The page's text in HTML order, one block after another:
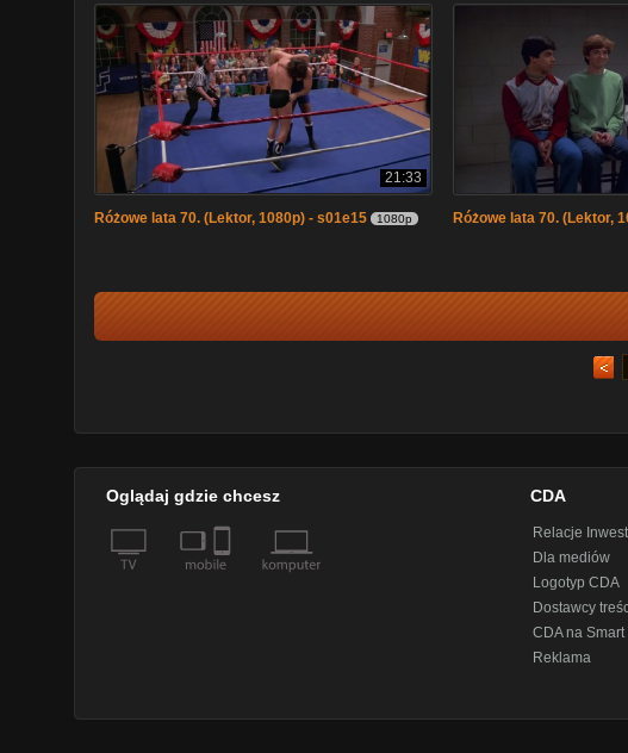
21:33
Różowe lata 70. (Lektor, 1080p) - s01e15 1080p Różowe lata 70. (Lektor,
Oglądaj gdzie chcesz CDA
Relacje
Dla mediów
Logotyp CDA
Dostawcy
CDA na Smart
Reklama